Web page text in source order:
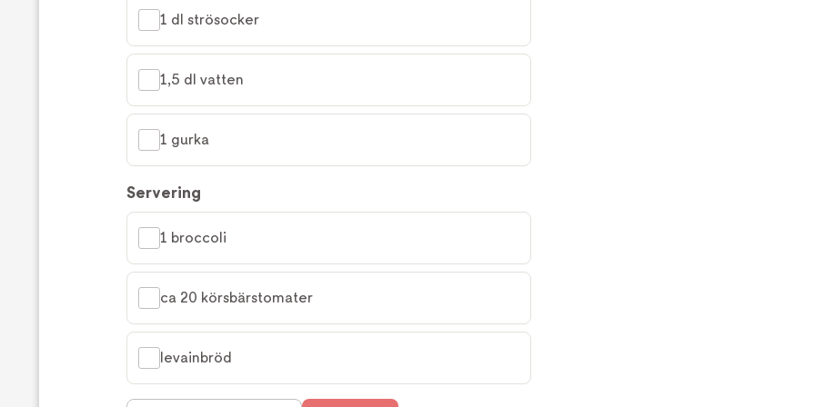
1 dl strösocker
1,5 dl vatten
1 gurka
Servering
1 broccoli
ca 20 körsbärstomater
levainbröd